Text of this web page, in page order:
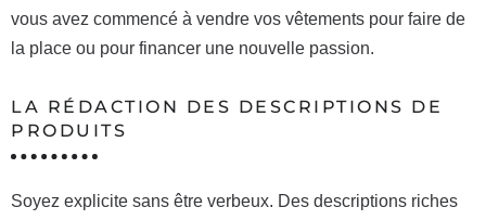
vous avez commencé à vendre vos vêtements pour faire de
la place ou pour financer une nouvelle passion.
LA RÉDACTION DES DESCRIPTIONS DE
PRODUITS
Soyez explicite sans être verbeux. Des descriptions riches